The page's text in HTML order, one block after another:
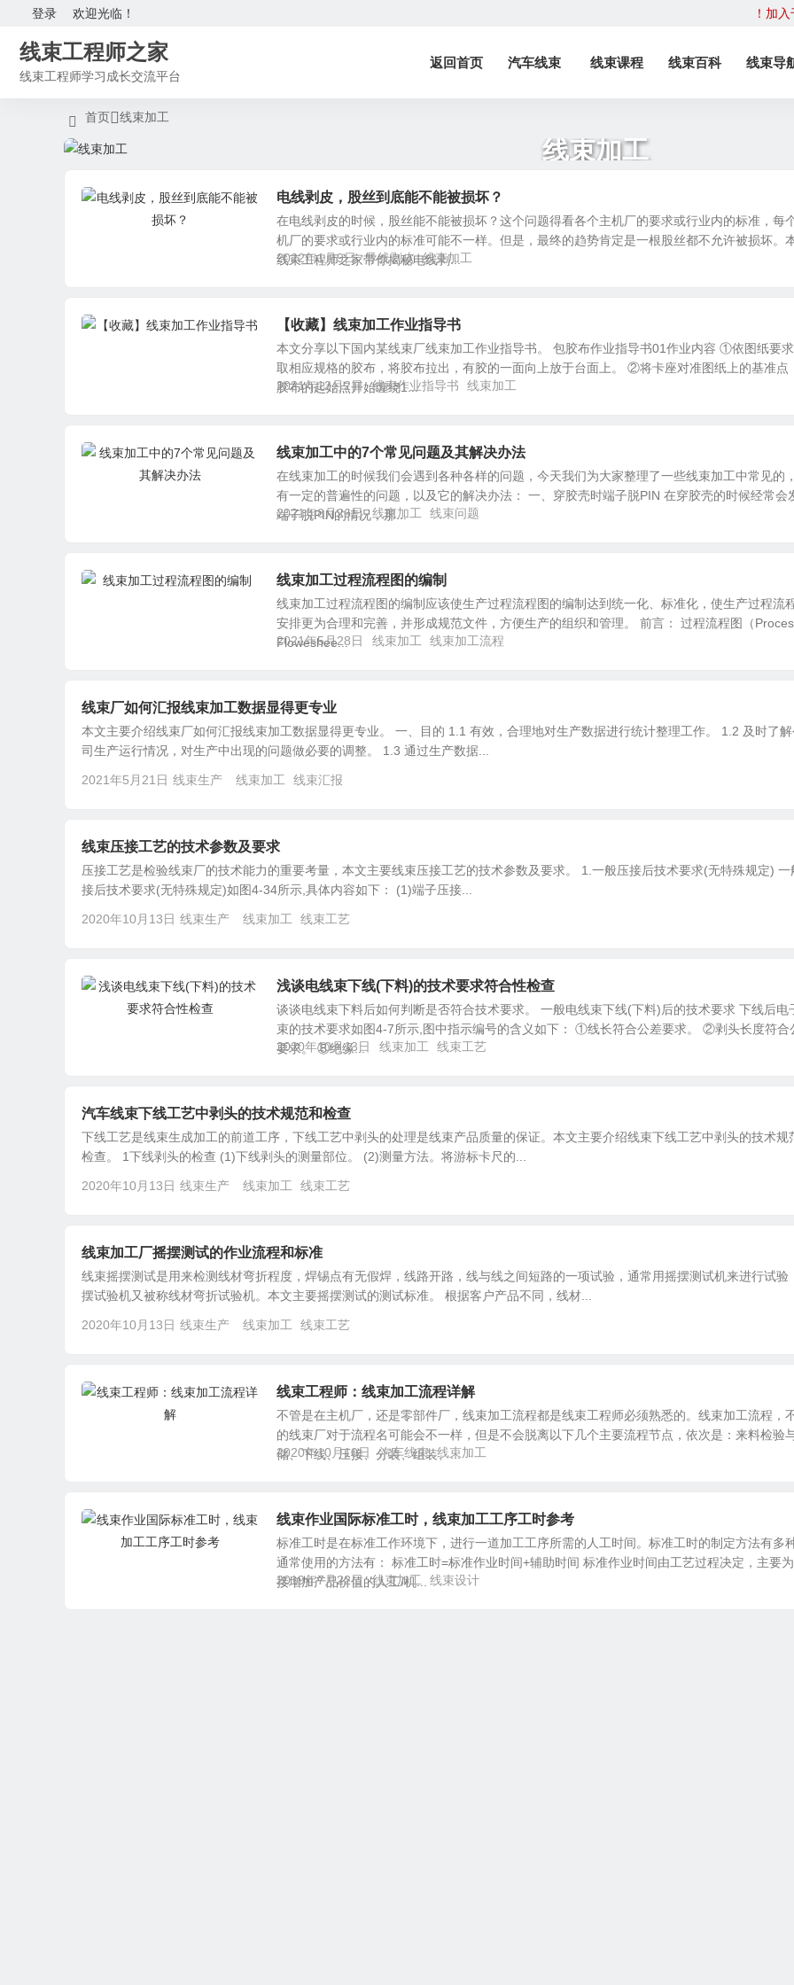
欢迎光临！
登录 ！加
线束工程师之家
线束工程师学习成长交流平台
返回首页 汽车线束 线束课程 线束百科 线束导
首页 线束加工
线束加工
电线剥皮，股丝到底能不能被损坏？
在电线剥皮的时候，股丝能不能被损坏？这个问题得看各个主机厂的要求或行业内的标准，每
机厂的要求或行业内的标准可能不一样。但是，最终的趋势肯定是一根股丝都不允许被损坏。
线束工程师之家带你揭秘电线剥...
2022年1月9日 导线剥皮 线束加工
【收藏】线束加工作业指导书
本文分享以下国内某线束厂线束加工作业指导书。 包胶布作业指导书01作业内容 ①依图纸要
取相应规格的胶布，将胶布拉出，有胶的一面向上放于台面上。 ②将卡座对准图纸上的基准点
胶布的起始点开始缠绕1...
2021年12月2日 线束作业指导书 线束加工
线束加工中的7个常见问题及其解决办法
在线束加工的时候我们会遇到各种各样的问题，今天我们为大家整理了一些线束加工中常见的
有一定的普遍性的问题，以及它的解决办法： 一、穿胶壳时端子脱PIN 在穿胶壳的时候经常会
端子脱PIN的情况，那...
2021年8月26日 线束加工 线束问题
线束加工过程流程图的编制
线束加工过程流程图的编制应该使生产过程流程图的编制达到统一化、标准化，使生产过程流
安排更为合理和完善，并形成规范文件，方便生产的组织和管理。 前言： 过程流程图（
Floweshee...
2021年5月28日 线束加工 线束加工流程
线束厂如何汇报线束加工数据显得更专业
本文主要介绍线束厂如何汇报线束加工数据显得更专业。 一、目的 1.1 有效，合理地对生产数据进行统计整理工作。 1.2 及时了解
司生产运行情况，对生产中出现的问题做必要的调整。 1.3 通过生产数据...
2021年5月21日 线束生产 线束加工 线束汇报
线束压接工艺的技术参数及要求
压接工艺是检验线束厂的技术能力的重要考量，本文主要线束压接工艺的技术参数及要求。 1.一般压接后技术要求(无特殊规定) 一
接后技术要求(无特殊规定)如图4-34所示,具体内容如下： (1)端子压接...
2020年10月13日 线束生产 线束加工 线束工艺
浅谈电线束下线(下料)的技术要求符合性检查
谈谈电线束下料后如何判断是否符合技术要求。 一般电线束下线(下料)后的技术要求 下线后电
束的技术要求如图4-7所示,图中指示编号的含义如下： ①线长符合公差要求。 ②剥头长度符合
要求。 ⑧绝缘...
2020年10月13日 线束加工 线束工艺
汽车线束下线工艺中剥头的技术规范和检查
下线工艺是线束生成加工的前道工序，下线工艺中剥头的处理是线束产品质量的保证。本文主要介绍线束下线工艺中剥头的技术规
检查。 1下线剥头的检查 (1)下线剥头的测量部位。 (2)测量方法。将游标卡尺的...
2020年10月13日 线束生产 线束加工 线束工艺
线束加工厂摇摆测试的作业流程和标准
线束摇摆测试是用来检测线材弯折程度，焊锡点有无假焊，线路开路，线与线之间短路的一项试验，通常用摇摆测试机来进行试验
摆试验机又被称线材弯折试验机。本文主要摇摆测试的测试标准。 根据客户产品不同，线材...
2020年10月13日 线束生产 线束加工 线束工艺
线束工程师：线束加工流程详解
不管是在主机厂，还是零部件厂，线束加工流程都是线束工程师必须熟悉的。线束加工流程，
的线束厂对于流程名可能会不一样，但是不会脱离以下几个主要流程节点，依次是：来料检验
储、下线、压接、分装、组装、...
2020年10月10日 汽车线束 线束加工
线束作业国际标准工时，线束加工工序工时参考
标准工时是在标准工作环境下，进行一道加工工序所需的人工时间。标准工时的制定方法有多
通常使用的方法有： 标准工时=标准作业时间+辅助时间 标准作业时间由工艺过程决定，主要
接增加产品价值的人工/机...
2019年7月22日 线束加工 线束设计